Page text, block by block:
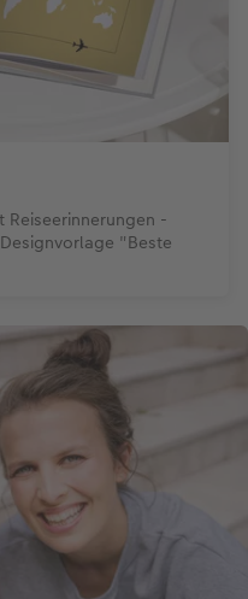
Reiseerinnerungen -
"Beste